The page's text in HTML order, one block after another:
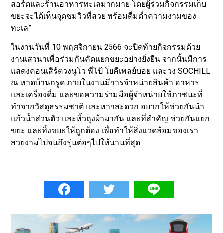
สอร์ตและร้านอาหารทะเลมากมาย โดยผู้ร่วมกิจกรรมเก็บ
ขยะจะได้เห็นจุดชมวิวที่สวย พร้อมดื่มด่ำความงามของ
ทะเล”
ในงานวันที่ 10 พฤศจิกายน 2566 จะปิดท้ายกิจกรรมด้วย
งานเสวนาเพื่อร่วมกันคัดแยกขยะอย่างยั่งยืน จากนั้นมีการ
แสดงคอนเสิร์ตวงนูโว พี่โป้ โยคีเพลย์บอย และวง SOCHILL
ณ หาดบ้านกรูด ภายในงานมีการจำหน่ายสินค้า อาหาร
และเครื่องดื่ม และขอความร่วมมือผู้จำหน่ายใช้ภาชนะที่
ทำจากวัสดุธรรมชาติ และหากสะดวก อยากให้ช่วยกันนำ
แก้วน้ำส่วนตัว และหิ้วถุงผ้ามากัน และที่สำคัญ ช่วยกันแยก
ขยะ และทิ้งขยะให้ถูกต้อง เพื่อทำให้สิ่งแวดล้อมของเรา
สวยงามไปจนถึงรุ่นต่อๆไปให้นานที่สุด